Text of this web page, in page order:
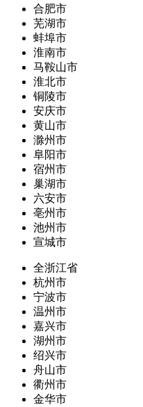
合肥市
芜湖市
蚌埠市
淮南市
马鞍山市
淮北市
铜陵市
安庆市
黄山市
滁州市
阜阳市
宿州市
巢湖市
六安市
亳州市
池州市
宣城市
全浙江省
杭州市
宁波市
温州市
嘉兴市
湖州市
绍兴市
舟山市
衢州市
金华市